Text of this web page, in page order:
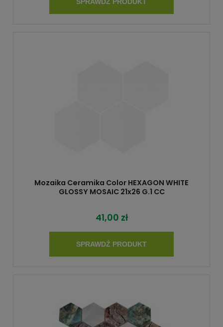
Mozaika Ceramika Color HEXAGON WHITE
GLOSSY MOSAIC 21x26 G.1 CC
41,00 zł
SPRAWDŹ PRODUKT